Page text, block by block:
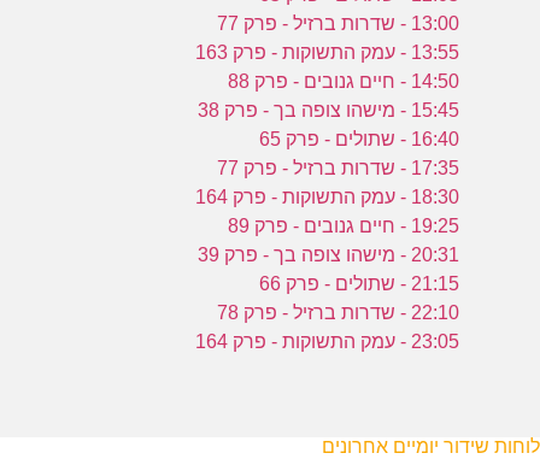
13:00 - שדרות ברזיל - פרק 77
13:55 - עמק התשוקות - פרק 163
14:50 - חיים גנובים - פרק 88
15:45 - מישהו צופה בך - פרק 38
16:40 - שתולים - פרק 65
17:35 - שדרות ברזיל - פרק 77
18:30 - עמק התשוקות - פרק 164
19:25 - חיים גנובים - פרק 89
20:31 - מישהו צופה בך - פרק 39
21:15 - שתולים - פרק 66
22:10 - שדרות ברזיל - פרק 78
23:05 - עמק התשוקות - פרק 164
לוחות שידור יומיים אחרונים